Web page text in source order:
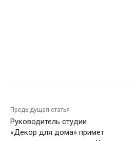
Предыдущая статья
Руководитель студии
«Декор для дома» примет